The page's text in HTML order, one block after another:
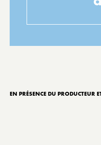
EN PRÉSENCE DU PRODUCTEUR